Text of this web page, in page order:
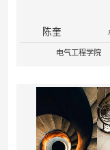
陈奎
电气工程学院